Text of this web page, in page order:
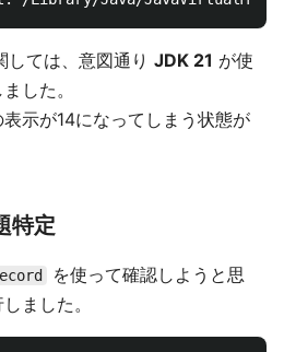
ては、意図通り JDK 21 が使
した。
示が14になってしまう状態が
特定
を使って確認しようと思
ました。